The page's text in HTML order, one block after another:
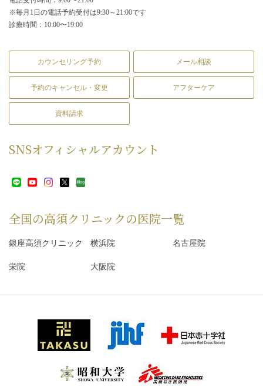
※毎月1日の電話予約受付は9:30～21:00です
診療時間：10:00〜19:00
カウンセリング予約 メール相談
予約のキャンセル・変更 アフターケア
資料請求
SNSオフィシャルアカウント
全国の高須クリニックの医院一覧
銀座高須クリニック 横浜院 名古屋院
栄院 大阪院